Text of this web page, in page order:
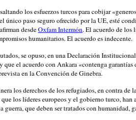
los esfuerzos turcos para cobijar
único paso seguro ofrecido por la UE, esté
desdeOxfam Intermón. El acuerdo de los
humanitarios. El acuerdo es indecente.
se opuso, en una Declaración
el acuerdo con Ankara «contenga
en la Convención de Ginebra.
los derechos de los refugiados, en contra
los líderes europeos y el gobierno turco, han
que deben ser tratados con humanidad,